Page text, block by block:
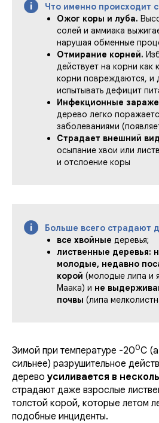
Что именно происходит
Ожог коры и луба.
солей и аммиака
нарушая обменные
Отмирание корней.
действует на корни
корни повреждаются, и
испытывать дефицит
Инфекционные
дерево легко
заболеваниями
Страдает внешний
осыпание хвои или
и отслоение коры
Больше всего страдают
все хвойные деревья;
лиственные деревья:
молодые, недавно
корой (молодые липа и
Маака) и не
почвы (липа
Зимой при температуре -200С
сильнее) разрушительное
дерево усиливается в
страдают даже взрослые
толстой корой, которые летом
подобные инциденты.